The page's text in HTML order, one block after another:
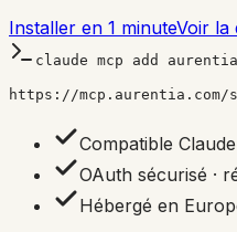
Installer en 1 minuteVoir la
claude mcp add aurentia
https://mcp.aurentia.com/
Compatible
OAuth sécurisé ·
Hébergé en